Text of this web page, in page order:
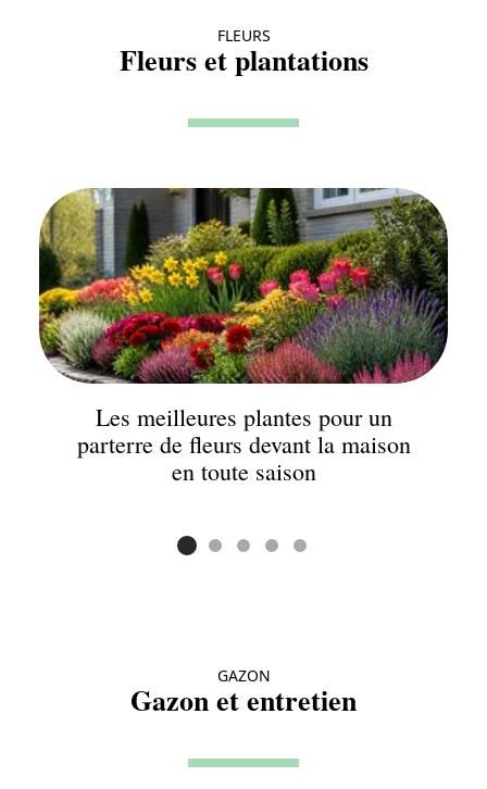
FLEURS
Fleurs et plantations
Les meilleures plantes pour un
parterre de fleurs devant la maison
en toute saison
GAZON
Gazon et entretien